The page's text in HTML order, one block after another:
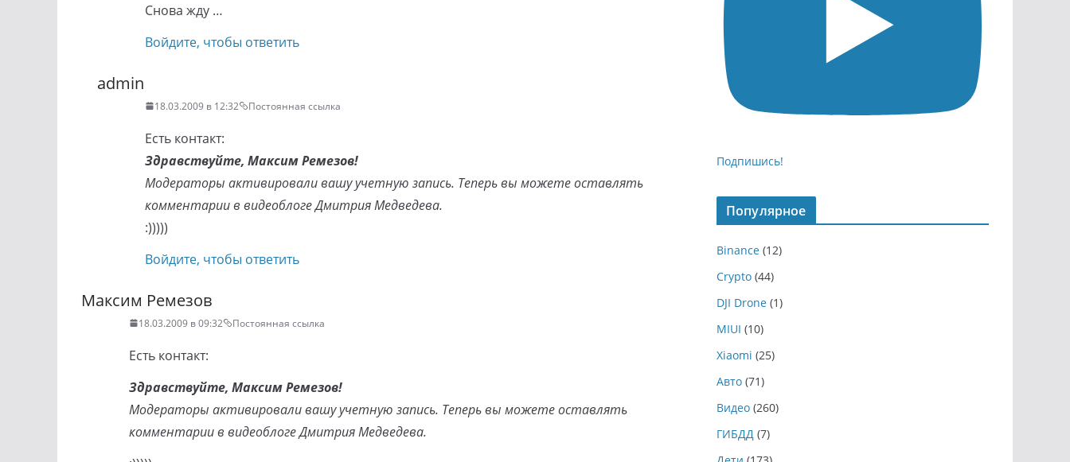
Снова жду …
Войдите, чтобы ответить
admin
18.03.2009 в 12:32 Постоянная ссылка
Есть контакт:
Здравствуйте, Максим Ремезов!
Модераторы активировали вашу учетную запись. Теперь вы можете оставлять
комментарии в видеоблоге Дмитрия Медведева.
:)))))
Войдите, чтобы ответить
Максим Ремезов
18.03.2009 в 09:32 Постоянная ссылка
Есть контакт:
Здравствуйте, Максим Ремезов!
Модераторы активировали вашу учетную запись. Теперь вы можете оставлять
комментарии в видеоблоге Дмитрия Медведева.
Подпишись!
Популярное
Binance (12)
Crypto (44)
DJI Drone (1)
MIUI (10)
Xiaomi (25)
Авто (71)
Видео (260)
ГИБДД (7)